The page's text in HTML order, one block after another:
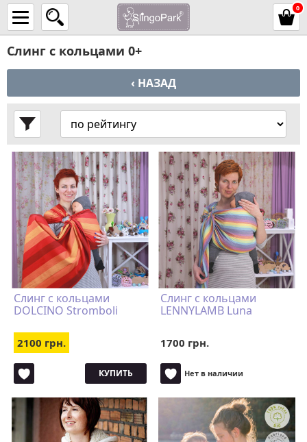
0
Слинг с кольцами 0+
‹ НАЗАД
Слинг с кольцами
DOLCINO Stromboli
2100 грн.
КУПИТЬ
Слинг с кольцами
LENNYLAMB Luna
1700 грн.
Нет в наличии